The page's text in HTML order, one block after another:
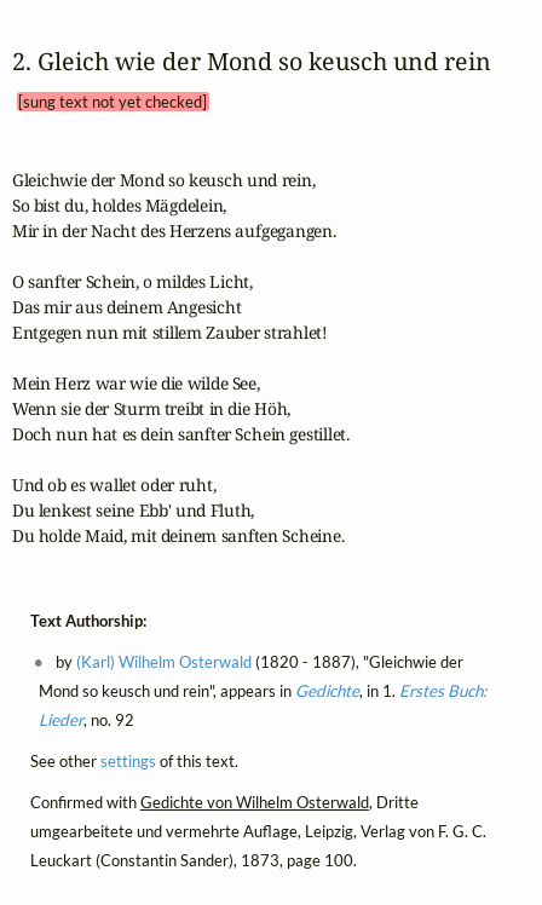
2. Gleich wie der Mond so keusch und rein
[sung text not yet checked]
Gleichwie der Mond so keusch und rein,
So bist du, holdes Mägdelein,
Mir in der Nacht des Herzens aufgegangen.
O sanfter Schein, o mildes Licht,
Das mir aus deinem Angesicht
Entgegen nun mit stillem Zauber strahlet!
Mein Herz war wie die wilde See,
Wenn sie der Sturm treibt in die Höh,
Doch nun hat es dein sanfter Schein gestillet.
Und ob es wallet oder ruht,
Du lenkest seine Ebb' und Fluth,
Du holde Maid, mit deinem sanften Scheine.
Text Authorship:
by (Karl) Wilhelm Osterwald(1820 - 1887), "Gleichwie der
Mond so keusch und rein", appears in Gedichte, in 1. Erstes Buch:
Lieder, no. 92
See othersettings of this text.
Confirmed withGedichte von Wilhelm Osterwald, Dritte
umgearbeitete und vermehrte Auflage, Leipzig, Verlag von F. G. C.
Leuckart (Constantin Sander), 1873, page 100.